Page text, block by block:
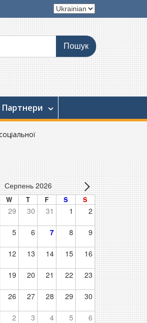
Вибрати
мову
Партнери
Серпень 2026
W T F S S
29 30 31 1 2
5 6 7 8 9
12 13 14 15 16
19 20 21 22 23
26 27 28 29 30
2 3 4 5 6